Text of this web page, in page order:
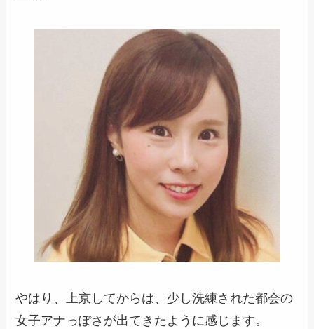
やはり、上京してからは、少し洗練された都会の
女子アナっぽさが出てきたように感じます。